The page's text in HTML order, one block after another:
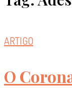
ARTIGO
O